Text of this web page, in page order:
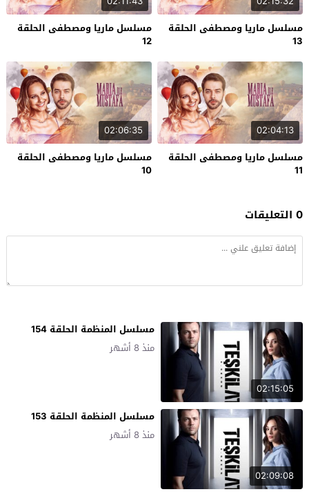
مسلسل ماريا ومصطفى الحلقة
13
مسلسل ماريا ومصطفى الحلقة
12
02:04:13
مسلسل ماريا ومصطفى الحلقة
11
02:06:35
مسلسل ماريا ومصطفى الحلقة
10
0 التعليقات
02:15:05
مسلسل المنظمة الحلقة 154
منذ 8 أشهر
02:09:08
مسلسل المنظمة الحلقة 153
منذ 8 أشهر